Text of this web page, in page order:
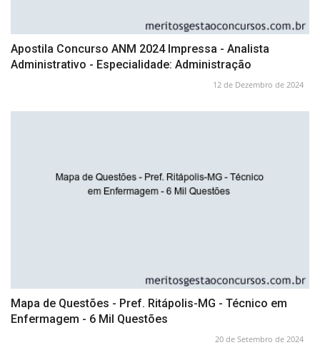
Apostila Concurso ANM 2024 Impressa - Analista
Administrativo - Especialidade: Administração
12 de Dezembro de 2024
Mapa de Questões - Pref. Ritápolis-MG - Técnico em
Enfermagem - 6 Mil Questões
20 de Setembro de 2024